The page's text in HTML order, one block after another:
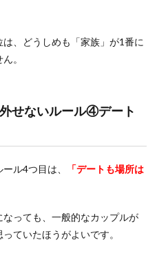
、どうしめも「家族」が1番に
。
せないルール④デート
ル4つ目は、
「デートも場所は
っても、一般的なカップルが
ていたほうがよいです。